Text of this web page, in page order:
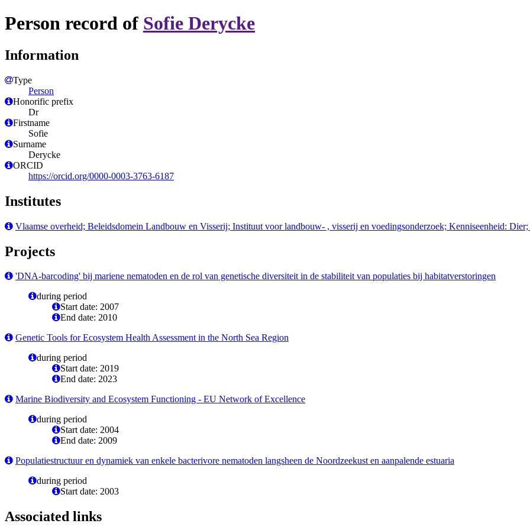
Person record of Sofie Derycke
Information
Type
Person
Honorific prefix
Dr
Firstname
Sofie
Surname
Derycke
ORCID
https://orcid.org/0000-0003-3763-6187
Institutes
Vlaamse overheid; Beleidsdomein Landbouw en Visserij; Instituut voor landbouw- , visserij en voedingsonderzoek; Kenniseenheid:
Projects
'DNA-barcoding' bij mariene nematoden en de rol van genetische diversiteit in de stabiliteit van populaties bij habitatverstoringen
during period
Start date: 2007
End date: 2010
Genetic Tools for Ecosystem Health Assessment in the North Sea Region
during period
Start date: 2019
End date: 2023
Marine Biodiversity and Ecosystem Functioning - EU Network of Excellence
during period
Start date: 2004
End date: 2009
Populatiestructuur en dynamiek van enkele bacterivore nematoden langsheen de Noordzeekust en aanpalende estuaria
during period
Start date: 2003
Associated links